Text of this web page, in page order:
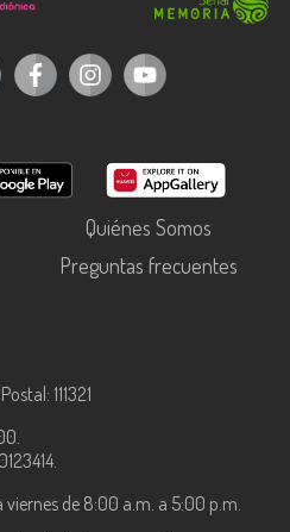
Quiénes Somos
Preguntas frecuentes
111321
viernes de 8:00 a.m. a 5:00 p.m.